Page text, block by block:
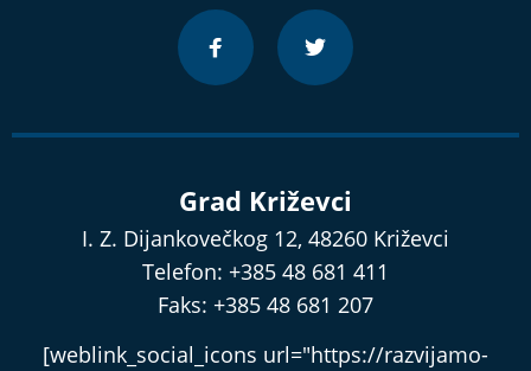
Grad Križevci
I. Z. Dijankovečkog 12, 48260 Križevci
Telefon: +385 48 681 411
Faks: +385 48 681 207
[weblink_social_icons url="https://razvijamo-